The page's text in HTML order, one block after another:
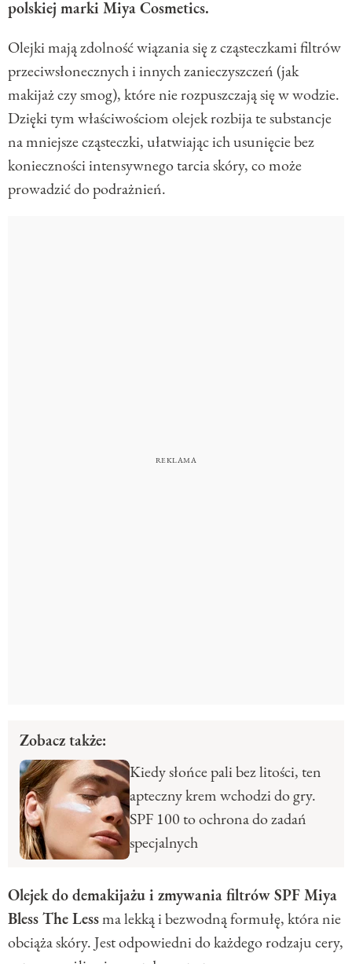
polskiej marki Miya Cosmetics.
Olejki mają zdolność wiązania się z cząsteczkami filtrów
przeciwsłonecznych i innych zanieczyszczeń (jak
makijaż czy smog), które nie rozpuszczają się w wodzie.
Dzięki tym właściwościom olejek rozbija te substancje
na mniejsze cząsteczki, ułatwiając ich usunięcie bez
konieczności intensywnego tarcia skóry, co może
prowadzić do podrażnień.
Zobacz także:
Kiedy słońce pali bez litości, ten
apteczny krem wchodzi do gry.
SPF 100 to ochrona do zadań
specjalnych
Olejek do demakijażu i zmywania filtrów SPF Miya
Bless The Lessma lekką i bezwodną formułę, która nie
obciąża skóry. Jest odpowiedni do każdego rodzaju cery,